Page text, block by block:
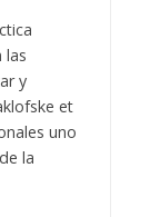
las
y
et
uno
la